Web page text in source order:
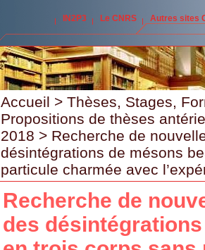
IN2P3 Le CNRS Autres sites
Accueil > Thèses, Stages,
Propositions de thèses
2018 > Recherche de
désintégrations de mésons
particule charmée avec
Recherche de
des